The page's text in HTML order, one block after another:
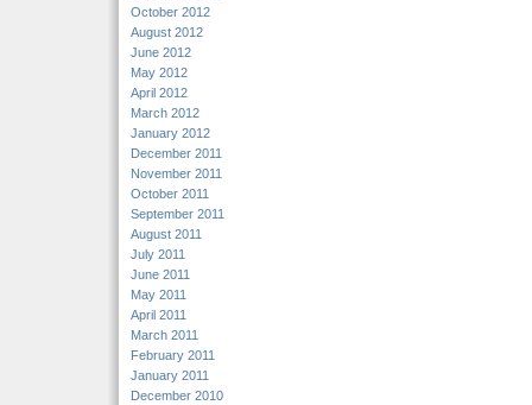
October 2012
August 2012
June 2012
May 2012
April 2012
March 2012
January 2012
December 2011
November 2011
October 2011
September 2011
August 2011
July 2011
June 2011
May 2011
April 2011
March 2011
February 2011
January 2011
December 2010